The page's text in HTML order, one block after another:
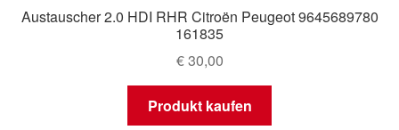
Warenkorb
Austauscher 2.0 HDI RHR Citroën Peugeot 9645689780
161835
€30,00
Produkt kaufen